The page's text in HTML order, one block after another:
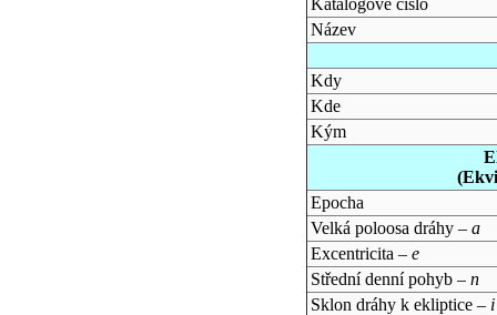
Název
Kdy
Kde
Kým
Epocha
Velká poloosa dráhy – a
Excentricita – e
Střední denní pohyb – n
Sklon dráhy k ekliptice – i